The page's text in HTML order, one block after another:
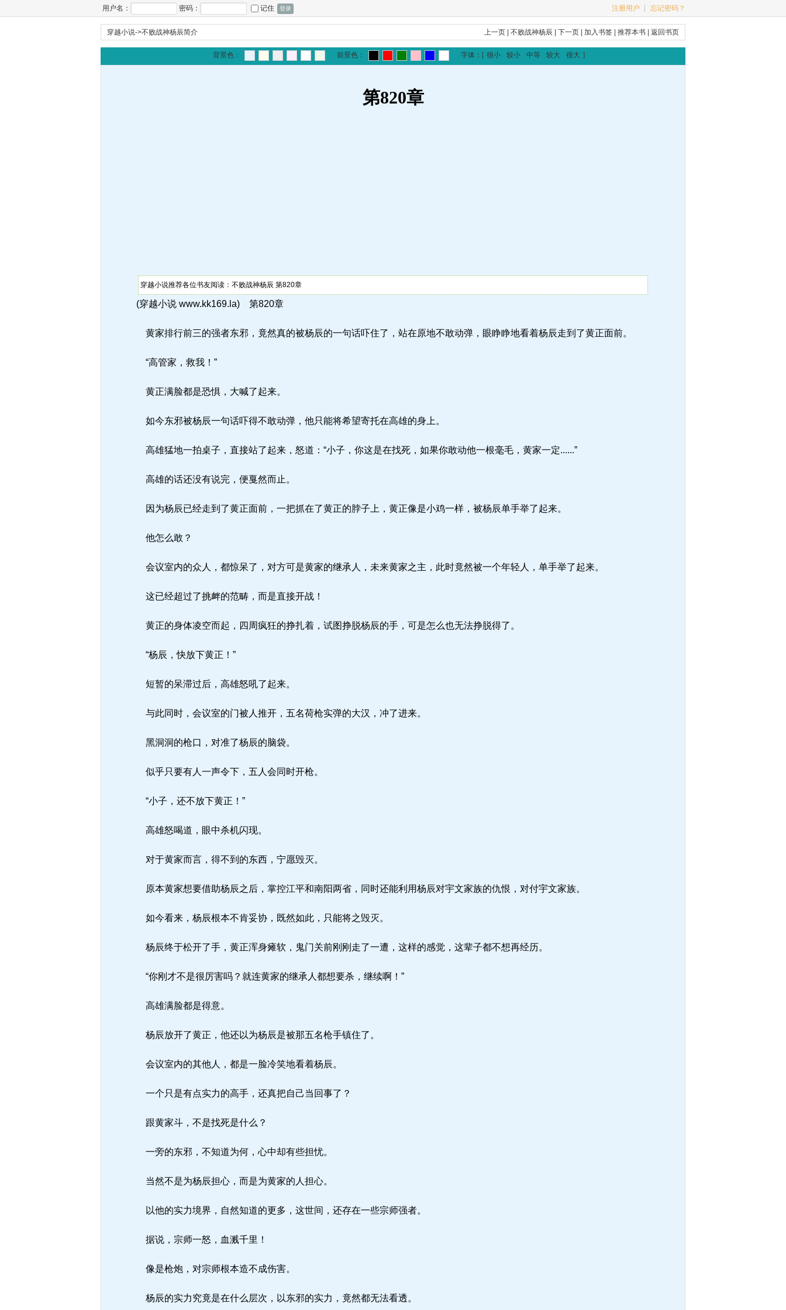
用户名： 密码： 记住 注册用户 ┊ 忘记密码？
穿越小说->不败战神杨辰简介 上一页 |不败战神杨辰 |下一页 |加入书签 |推荐本书 |返回书页
背景色： 前景色： 字体： [ 很小 较小 中等 较大 很大 ]
第820章
穿越小说推荐各位书友阅读：不败战神杨辰 第820章
(穿越小说 www.kk169.la) 第820章
黄家排行前三的强者东邪，竟然真的被杨辰的一句话吓住了，站在原地不敢动弹，眼睁睁地看着杨辰走到了黄正面前。
“高管家，救我！”
黄正满脸都是恐惧，大喊了起来。
如今东邪被杨辰一句话吓得不敢动弹，他只能将希望寄托在高雄的身上。
高雄猛地一拍桌子，直接站了起来，怒道：“小子，你这是在找死，如果你敢动他一根毫毛，黄家一定......”
高雄的话还没有说完，便戛然而止。
因为杨辰已经走到了黄正面前，一把抓在了黄正的脖子上，黄正像是小鸡一样，被杨辰单手举了起来。
他怎么敢？
会议室内的众人，都惊呆了，对方可是黄家的继承人，未来黄家之主，此时竟然被一个年轻人，单手举了起来。
这已经超过了挑衅的范畴，而是直接开战！
黄正的身体凌空而起，四周疯狂的挣扎着，试图挣脱杨辰的手，可是怎么也无法挣脱得了。
“杨辰，快放下黄正！”
短暂的呆滞过后，高雄怒吼了起来。
与此同时，会议室的门被人推开，五名荷枪实弹的大汉，冲了进来。
黑洞洞的枪口，对准了杨辰的脑袋。
似乎只要有人一声令下，五人会同时开枪。
“小子，还不放下黄正！”
高雄怒喝道，眼中杀机闪现。
对于黄家而言，得不到的东西，宁愿毁灭。
原本黄家想要借助杨辰之后，掌控江平和南阳两省，同时还能利用杨辰对宇文家族的仇恨，对付宇文家族。
如今看来，杨辰根本不肯妥协，既然如此，只能将之毁灭。
杨辰终于松开了手，黄正浑身瘫软，鬼门关前刚刚走了一遭，这样的感觉，这辈子都不想再经历。
“你刚才不是很厉害吗？就连黄家的继承人都想要杀，继续啊！”
高雄满脸都是得意。
杨辰放开了黄正，他还以为杨辰是被那五名枪手镇住了。
会议室内的其他人，都是一脸冷笑地看着杨辰。
一个只是有点实力的高手，还真把自己当回事了？
跟黄家斗，不是找死是什么？
一旁的东邪，不知道为何，心中却有些担忧。
当然不是为杨辰担心，而是为黄家的人担心。
以他的实力境界，自然知道的更多，这世间，还存在一些宗师强者。
据说，宗师一怒，血溅千里！
像是枪炮，对宗师根本造不成伤害。
杨辰的实力究竟是在什么层次，以东邪的实力，竟然都无法看透。